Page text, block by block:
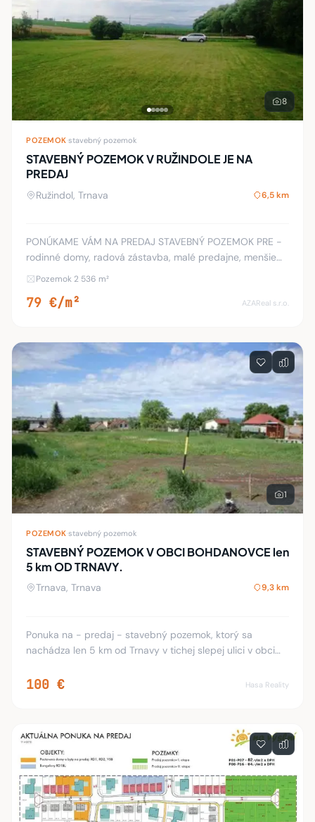
8
POZEMOK stavebný pozemok
STAVEBNÝ POZEMOK V RUŽINDOLE JE NA
PREDAJ
Ružindol, Trnava 6,5 km
PONÚKAME VÁM NA PREDAJ STAVEBNÝ POZEMOK PRE -
rodinné domy, radová zástavba, malé predajne, menšie
ubytovacie zariadenie- podľa UPI. Výmera pozemku je
Pozemok 2 536 m²
79 €/m² AZAReal s.r.o.
1
POZEMOK stavebný pozemok
STAVEBNÝ POZEMOK V OBCI BOHDANOVCE len
5 km OD TRNAVY.
Trnava, Trnava 9,3 km
Ponuka na - predaj - stavebný pozemok, ktorý sa
nachádza len 5 km od Trnavy v tichej slepej ulici v obci
Šírka pozemku 16,13 m a dĺžka 67,44 m. Na
100 € Hasa Reality